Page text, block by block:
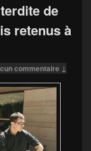
de
retenus à
commentaire ↓